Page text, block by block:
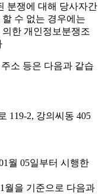
분쟁에 대해 당사자간
수 없는 경우에는
의한 개인정보분쟁조
소 등은 다음과 같습
119-2, 강의씨동 405
월 05일부터 시행한
월을 기준으로 다음과